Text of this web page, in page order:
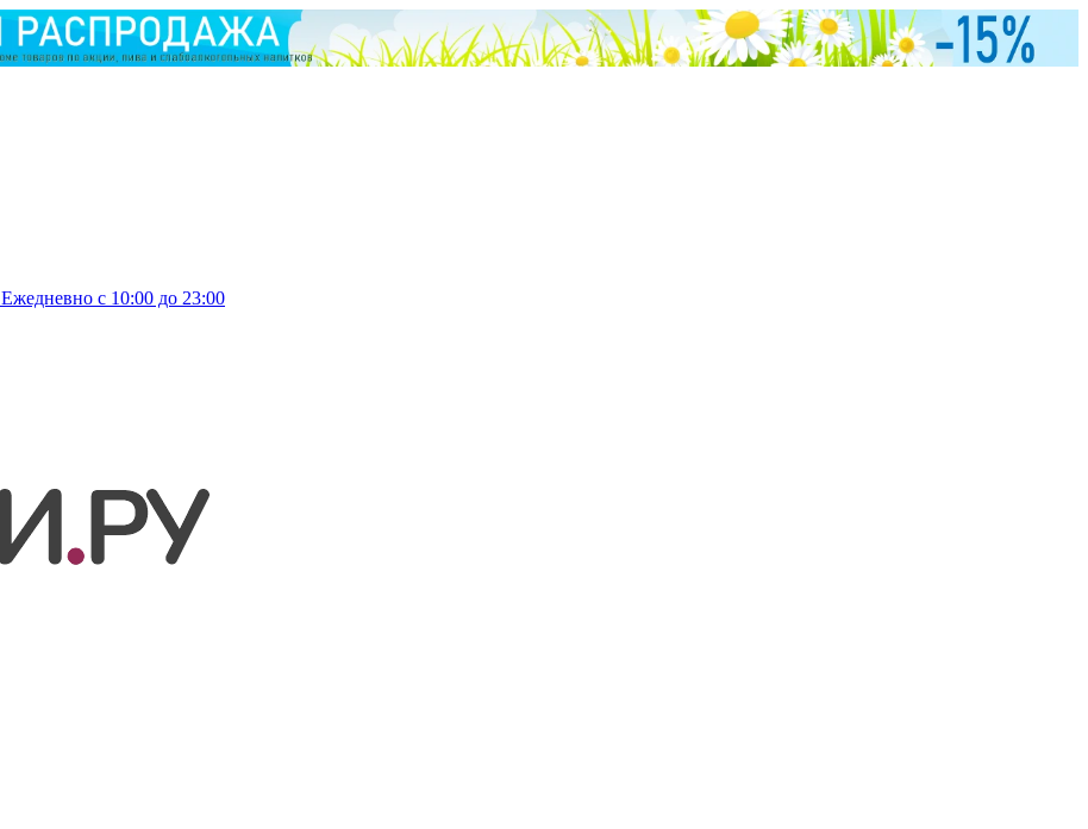
Ежедневно с 10:00 до 23:00